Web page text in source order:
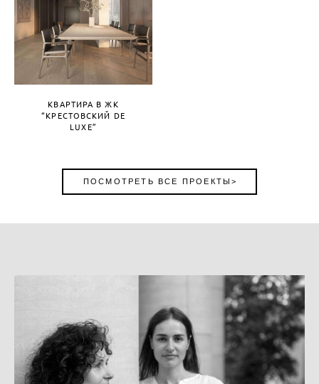
КВАРТИРА В ЖК
“КРЕСТОВСКИЙ DE
LUXE”
ПОСМОТРЕТЬ ВСЕ ПРОЕКТЫ>